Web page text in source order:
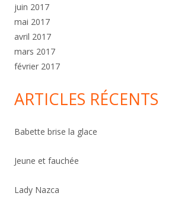
juin 2017
mai 2017
avril 2017
mars 2017
février 2017
ARTICLES RÉCENTS
Babette brise la glace
Jeune et fauchée
Lady Nazca